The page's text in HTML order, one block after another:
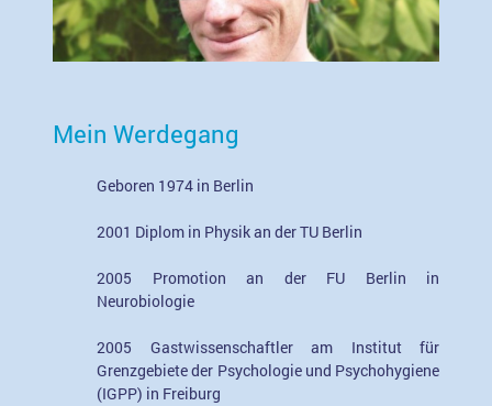
Mein Werdegang
Geboren 1974 in Berlin
2001 Diplom in Physik an der TU Berlin
2005 Promotion an der FU Berlin in
Neurobiologie
2005 Gastwissenschaftler am Institut für
Grenzgebiete der Psychologie und Psychohygiene
(IGPP) in Freiburg